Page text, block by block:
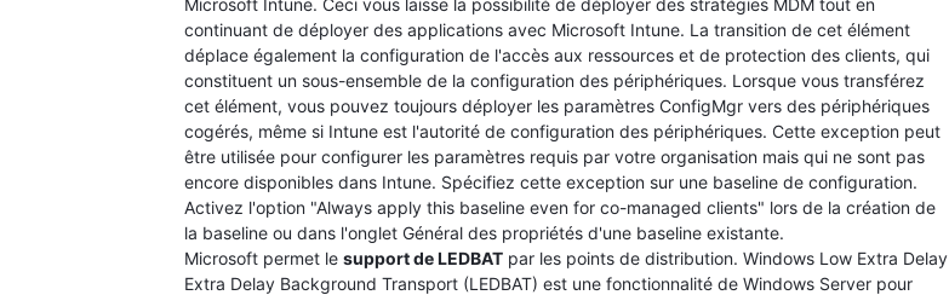
continuant de déployer des applications avec Microsoft Intune. La transition de cet élément
déplace également la configuration de l'accès aux ressources et de protection des clients, qui
constituent un sous-ensemble de la configuration des périphériques. Lorsque vous transférez
cet élément, vous pouvez toujours déployer les paramètres ConfigMgr vers des périphériques
cogérés, même si Intune est l'autorité de configuration des périphériques. Cette exception peut
être utilisée pour configurer les paramètres requis par votre organisation mais qui ne sont pas
encore disponibles dans Intune. Spécifiez cette exception sur une baseline de configuration.
Activez l'option "Always apply this baseline even for co-managed clients" lors de la création de
la baseline ou dans l'onglet Général des propriétés d'une baseline existante.
Microsoft permet le support de LEDBAT par les points de distribution. Windows Low Extra Delay
Extra Delay Background Transport (LEDBAT) est une fonctionnalité de Windows Server pour